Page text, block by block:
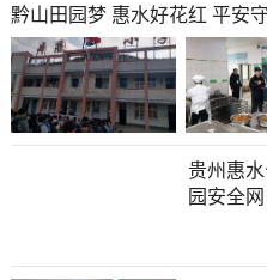
黔山田园梦 惠水好花红 平安
贵州惠
园安全网